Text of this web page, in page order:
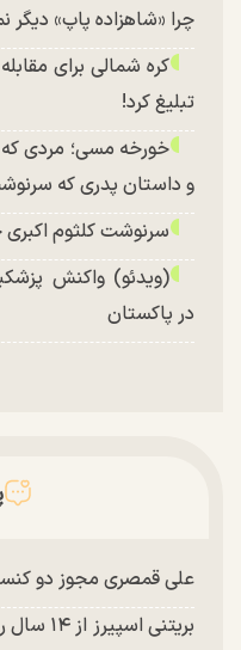
چرا «شاهزاده پاپ»
کره شمالی برای
تبلیغ کرد!
خورخه مسی؛ مردی
و داستان پدری که
سرنوشت کلثوم
(ویدئو) واکنش
در پاکستان
علی قمصری مجوز دو
بریتنی